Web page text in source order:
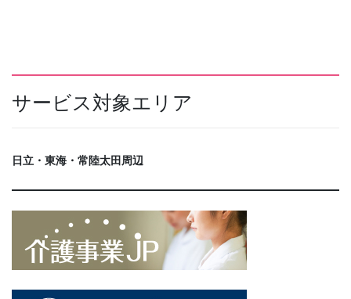
サービス対象エリア
日立・東海・常陸太田周辺